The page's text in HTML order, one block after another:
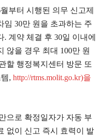
부터 시행된 의무 신고제
임 30만 원을 초과하는 주
계약 체결 후 30일 이내에
않을 경우 최대 100만 원
할 행정복지센터 방문 또
, http://rtms.molit.go.kr)을
으로 확정일자가 자동 부
없이 신고 즉시 효력이 발